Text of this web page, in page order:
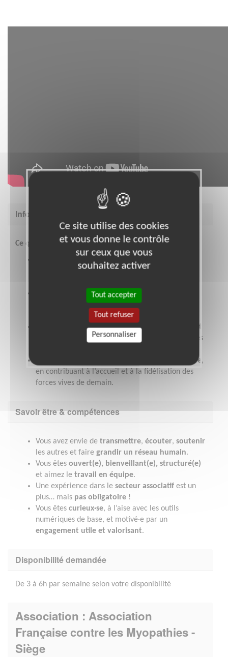
Informations complémentaires
Ce que vous y gagnez
mettre vos compétences au
service d’une grande cause nationale
Un rôle stimulant qui valorise votre expérience
tout en vous permettant d’en découvrir de
formation sur mesure, unaccompagnement
, et deséchanges riches
avec d’autres
fierté d’aider à construire un réseau solidaire,
en contribuant à l’accueil et à la fidélisation des
forces vives de demain.
Savoir être & compétences
Vous avez envie de transmettre, écouter, soutenir
les autres et faire grandir un réseau humain.
Vous êtes ouvert(e), bienveillant(e), structuré(e)
et aimez le travail en équipe.
Une expérience dans le secteur associatif est un
plus… mais pas obligatoire !
Vous êtes curieux·se, à l’aise avec les outils
numériques de base, et motivé·e par un
engagement utile et valorisant.
Disponibilité demandée
De 3 à 6h par semaine selon votre disponibilité
Association : Association
Française contre les Myopathies -
Siège
Ce site utilise des cookies
et vous donne le contrôle
sur ceux que vous
souhaitez activer
Tout accepter
Tout refuser
Personnaliser